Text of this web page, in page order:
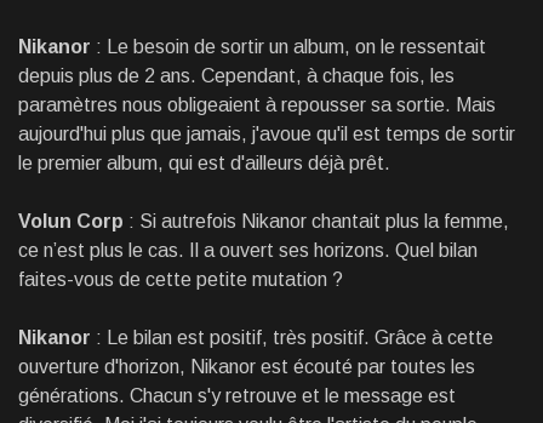
Nikanor : Le besoin de sortir un album, on le ressentait
depuis plus de 2 ans. Cependant, à chaque fois, les
paramètres nous obligeaient à repousser sa sortie. Mais
aujourd'hui plus que jamais, j'avoue qu'il est temps de sortir
le premier album, qui est d'ailleurs déjà prêt.
Volun Corp : Si autrefois Nikanor chantait plus la femme,
ce n’est plus le cas. Il a ouvert ses horizons. Quel bilan
faites-vous de cette petite mutation ?
Nikanor : Le bilan est positif, très positif. Grâce à cette
ouverture d'horizon, Nikanor est écouté par toutes les
générations. Chacun s'y retrouve et le message est